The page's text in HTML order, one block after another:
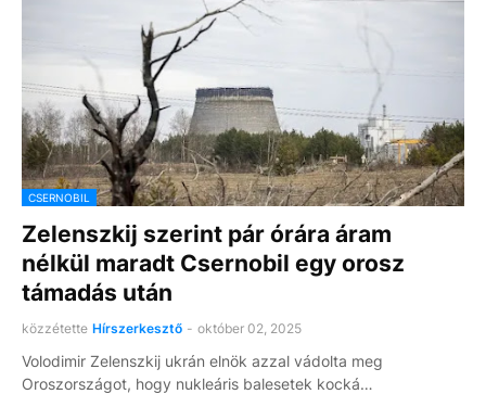
CSERNOBIL
Zelenszkij szerint pár órára áram
nélkül maradt Csernobil egy orosz
támadás után
közzétette Hírszerkesztő - október 02, 2025
Volodimir Zelenszkij ukrán elnök azzal vádolta meg
Oroszországot, hogy nukleáris balesetek kocká…